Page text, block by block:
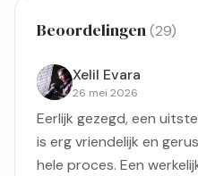
Beoordelingen(29)
Xelil Evara
26 mei 2026
Eerlijk gezegd, een
is erg vriendelijk en
hele proces. Een